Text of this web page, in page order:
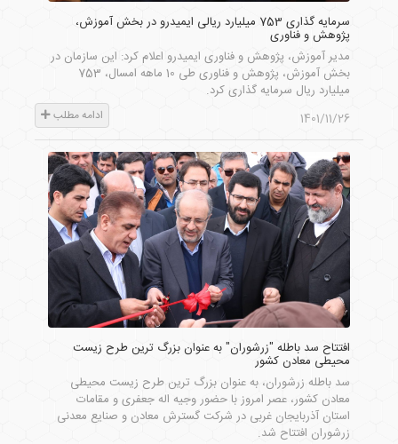
سرمایه گذاری 753 میلیارد ریالی ایمیدرو در بخش آموزش،
پژوهش و فناوری
مدیر آموزش، پژوهش و فناوری ایمیدرو اعلام کرد: این سازمان در
بخش آموزش، پژوهش و فناوری طی 10 ماهه امسال، 753
میلیارد ریال سرمایه گذاری کرد.
1401/11/26
ادامه مطلب
افتتاح سد باطله "زرشوران" به عنوان بزرگ ترین طرح زیست
محیطی معادن کشور
سد باطله زرشوران، به عنوان بزرگ ترین طرح زیست محیطی
معادن کشور، عصر امروز با حضور وجیه اله جعفری و مقامات
استان آذربایجان غربی در شرکت گسترش معادن و صنایع معدنی
زرشوران افتتاح شد.